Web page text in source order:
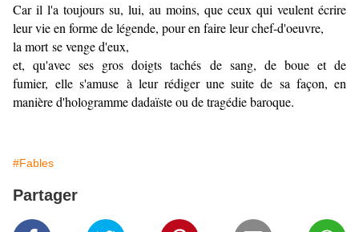
Car il l'a toujours su, lui, au moins, que ceux qui veulent écrire
leur vie en forme de légende, pour en faire leur chef-d'oeuvre,
la mort se venge d'eux,
et, qu'avec ses gros doigts tachés de sang, de boue et de
fumier, elle s'amuse à leur rédiger une suite de sa façon, en
manière d'hologramme dadaïste ou de tragédie baroque.
#Fables
Partager